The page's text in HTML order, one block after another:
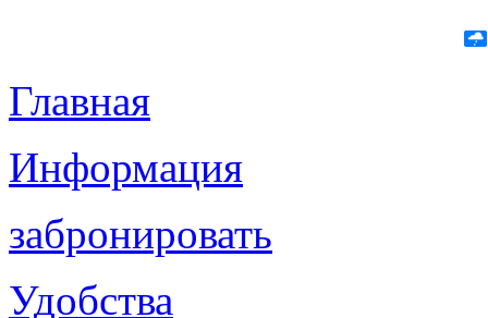
Главная
Информация
забронировать
Удобства